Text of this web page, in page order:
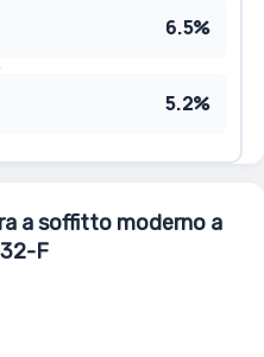
6.5%
5.2%
a soffitto moderno a
F